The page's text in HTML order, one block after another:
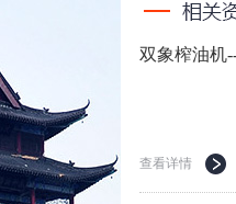
双象榨油机
查看详情